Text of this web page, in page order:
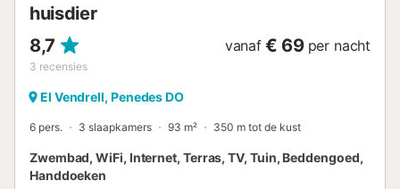
huisdier
8,7
3 recensies
vanaf € 69 per nacht
El Vendrell, Penedes DO
6 pers. 3 slaapkamers 93 m² 350 m tot de kust
Zwembad, WiFi, Internet, Terras, TV, Tuin, Beddengoed,
Handdoeken